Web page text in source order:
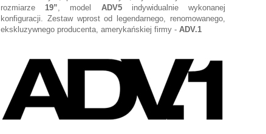
rozmiarze19”, model ADV5 indywidualnie wykonanej
konfiguracji. Zestaw wprost od legendarnego, renomowanego,
ekskluzywnego producenta, amerykańskiej firmy - ADV.1